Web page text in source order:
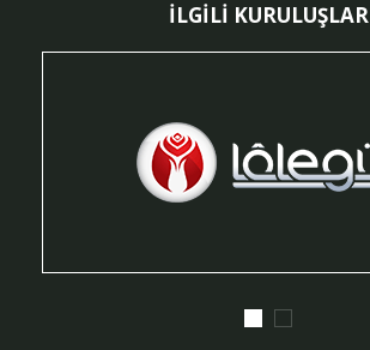
İLGİLİ KURULUŞLAR